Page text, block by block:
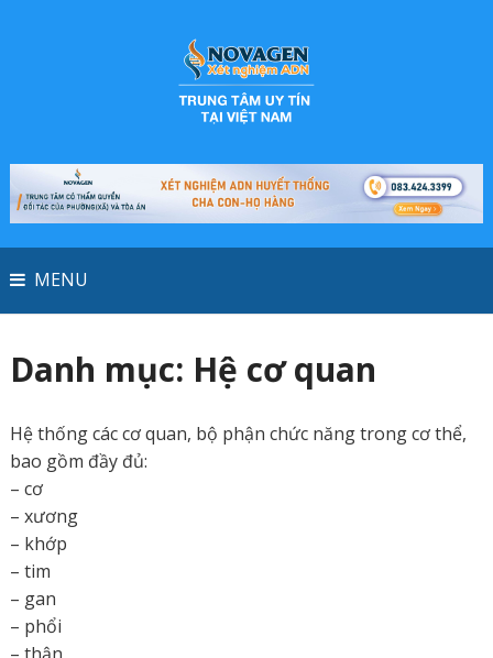
MENU
Danh mục: Hệ cơ quan
Hệ thống các cơ quan, bộ phận chức năng trong cơ thể,
bao gồm đầy đủ:
– cơ
– xương
– khớp
– tim
– gan
– phổi